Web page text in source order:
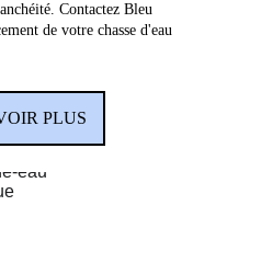
PLUS
Contactez Bleu
de votre chasse d'eau